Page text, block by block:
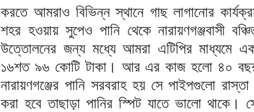
করতে আমরাও বিভিন্ন স্থানে গাছ লাগানোর
শহর হওয়ায় সুপেও পানি থেকে নারায়ণগঞ্জবাসী
উত্তোলনের জন্য মধ্যে আমরা এটিপির মাধ্যমে
১৬শত ৯৬ কোটি টাকা। আর এর কাজ হলো ৪০ বছর
নারায়ণগঞ্জের পানি সরবরাহ হয় সে পাইপগুলো
করা হবে তাছাড়া পানির স্পিট যাতে ভালো থাকে।